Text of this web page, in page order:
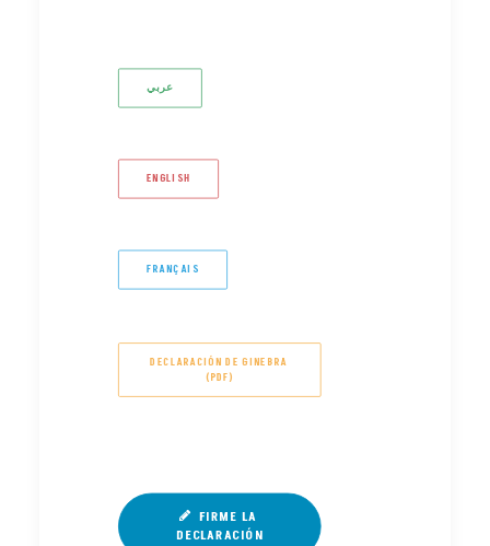
عربي
ENGLISH
FRANÇAIS
DECLARACIÓN DE GINEBRA
(PDF)
FIRME LA
DECLARACIÓN